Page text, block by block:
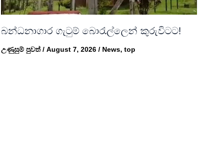
බන්ධනාගාර ගැටුම් බොරැල්ලෙන් කුරුවිටට!
උණුසුම් පුවත්/ August 7, 2026 / News, top